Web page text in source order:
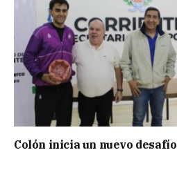
Colón inicia un nuevo